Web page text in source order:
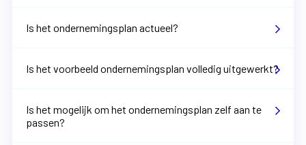
Is het ondernemingsplan actueel?
Is het voorbeeld ondernemingsplan volledig uitgewerkt?
Is het mogelijk om het ondernemingsplan zelf aan te
passen?